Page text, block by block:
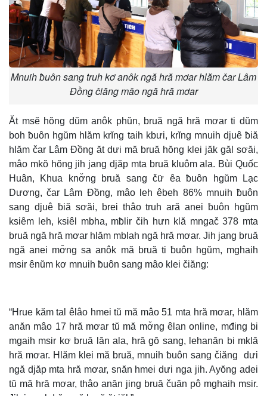
Mnuih ƀuôn sang truh kơ anôk ngă hră mơar hlăm čar Lâm
Đồng čiăng mâo ngă hră mơar
Ăt msĕ hŏng dŭm anôk phŭn, bruă ngă hră mơar ti dŭm
boh ƀuôn hgŭm hlăm krĭng taih kbưi, krĭng mnuih djuê ƀiă
hlăm čar Lâm Đồng ăt dưi mă bruă hŏng klei jăk găl sơăi,
mâo mkŏ hŏng jih jang djăp mta bruă kluôm ala. Bùi Quốc
Huân, Khua knơ̆ng bruă sang čư̆ êa ƀuôn hgŭm Lạc
Dương, čar Lâm Đồng, mâo leh êbeh 86% mnuih ƀuôn
sang djuê ƀiă sơăi, brei thâo truh ară anei ƀuôn hgŭm
ksiêm leh, ksiêl mbha, mƀlir čih hưn klă mngač 378 mta
bruă ngă hră mơar hlăm mblah ngă hră mơar. Jih jang bruă
ngă anei mơ̆ng sa anôk mă bruă ti ƀuôn hgŭm, mghaih
msir ênŭm kơ mnuih ƀuôn sang mâo klei čiăng:
“Hrue kăm tal êlâo hmei tŭ mă mâo 51 mta hră mơar, hlăm
anăn mâo 17 hră mơar tŭ mă mơ̆ng êlan online, mđing bi
mgaih msir kơ bruă lăn ala, hră gŏ sang, lehanăn bi mklă
hră mơar. Hlăm klei mă bruă, mnuih ƀuôn sang čiăng dưi
ngă djăp mta hră mơar, snăn hmei dưi nga jih. Ayŏng adei
tŭ mă hră mơar, thâo anăn jing bruă čuăn pô mghaih msir.